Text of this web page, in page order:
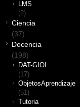
LMS
(2)
Ciencia
(37)
Docencia
(198)
DAT-GIOI
(17)
ObjetosAprendizaje
(51)
Tutoria